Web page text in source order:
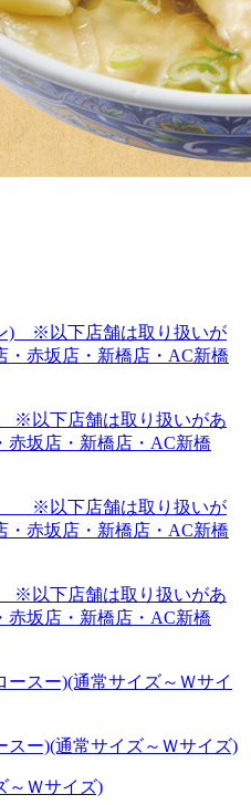
※以下店舗は取り扱いがあ
坂店・新橋店・AC新橋
下店舗は取り扱いがあ
坂店・新橋店・AC新橋
スー)(通常サイズ～Ｗサイズ)